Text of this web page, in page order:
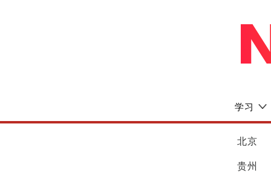
学习
北京
贵州